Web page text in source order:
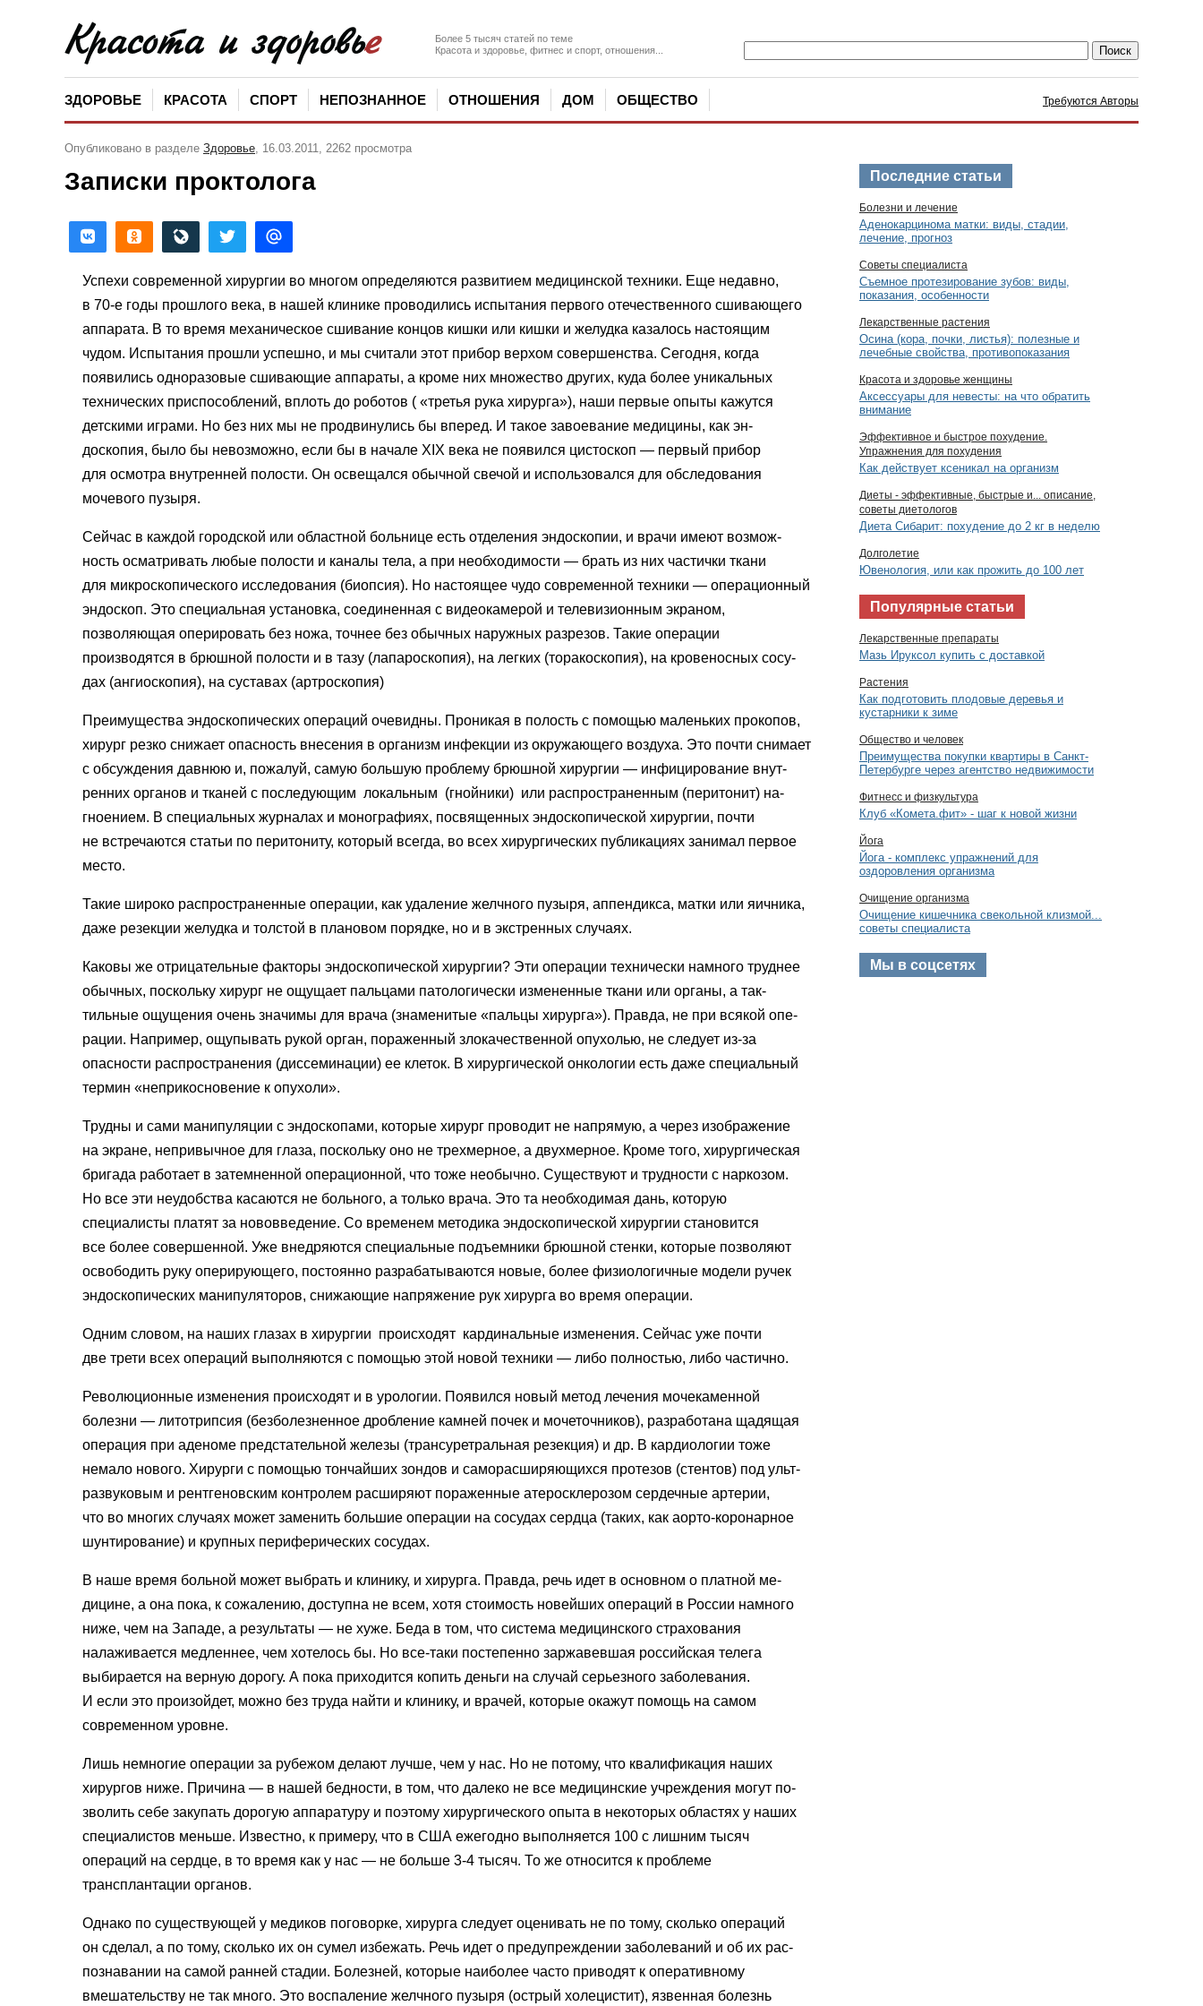
Более 5 тысяч статей по теме
Красота и здоровье, фитнес и спорт, отношения...
ЗДОРОВЬЕ КРАСОТА СПОРТ НЕПОЗНАННОЕ ОТНОШЕНИЯ ДОМ ОБЩЕСТВО Требуются Авторы
Опубликовано в разделе Здоровье, 16.03.2011, 2262 просмотра
Записки проктолога
Успехи современной хирургии во многом определяются раз­витием медицинской техники. Еще недавно,
в 70-е годы прошлого века, в нашей клинике проводились испытания пер­вого отечественного сшивающего
ап­парата. В то время механическое сши­вание концов кишки или кишки и же­лудка казалось настоящим
чудом. Ис­пытания прошли успешно, и мы счи­тали этот прибор верхом совершен­ства. Сегодня, когда
появились од­норазовые сшивающие аппараты, а кроме них множество других, куда бо­лее уникальных
технических приспо­соблений, вплоть до роботов ( «тре­тья рука хирурга»), наши первые опы­ты кажутся
детскими играми. Но без них мы не продвинулись бы вперед. И такое завоевание медицины, как эн­
доскопия, было бы невозможно, если бы в начале XIX века не появился ци­стоскоп — первый прибор
для осмот­ра внутренней полости. Он освещал­ся обычной свечой и использовался для обследования
мочевого пузыря.
Сейчас в каждой городской или областной больнице есть отделения эндоскопии, и врачи имеют возмож­
ность осматривать любые полости и каналы тела, а при необходимости — брать из них частички ткани
для мик­роскопического исследования (биоп­сия). Но настоящее чудо современ­ной техники — операционный
эндо­скоп. Это специальная установка, со­единенная с видеокамерой и телеви­зионным экраном,
позволяющая опе­рировать без ножа, точнее без обыч­ных наружных разрезов. Такие опера­ции
производятся в брюшной полос­ти и в тазу (лапароскопия), на легких (торакоскопия), на кровеносных сосу­
дах (ангиоскопия), на суставах (артроскопия)
Преимущества эндоскопических операций очевидны. Проникая в по­лость с помощью маленьких проко­пов,
хирург резко снижает опасность внесения в организм инфекции из ок­ружающего воздуха. Это почти сни­мает
с обсуждения давнюю и, пожа­луй, самую большую проблему брюш­ной хирургии — инфицирование внут­
ренних органов и тканей с после­дующим локальным (гнойники) или распространенным (перитонит) на­
гноением. В специальных журналах и монографиях, посвященных эндо­скопической хирургии, почти
не встре­чаются статьи по перитониту, кото­рый всегда, во всех хирургических публикациях занимал первое
место.
Такие широко распространенные операции, как удаление желчного пу­зыря, аппендикса, матки или яичника,
даже резекции желудка и толстой в плановом порядке, но и в экстренных случаях.
Каковы же отрицательные факто­ры эндоскопической хирургии? Эти операции технически намного труд­нее
обычных, поскольку хирург не ощущает пальцами патологически из­мененные ткани или органы, а так­
тильные ощущения очень значимы для врача (знаменитые «пальцы хи­рурга»). Правда, не при всякой опе­
рации. Например, ощупывать рукой орган, пораженный злокачественной опухолью, не следует из-за
опасно­сти распространения (диссеминации) ее клеток. В хирургической онкологии есть даже специальный
термин «не­прикосновение к опухоли».
Трудны и сами манипуляции с эн­доскопами, которые хирург проводит не напрямую, а через изображение
на экране, непривычное для глаза, поскольку оно не трехмерное, а двух­мерное. Кроме того, хирургическая
бригада работает в затемненной опе­рационной, что тоже необычно. Су­ществуют и трудности с наркозом.
Но все эти неудобства касаются не боль­ного, а только врача. Это та необхо­димая дань, которую
специалисты пла­тят за нововведение. Со временем методика эндоскопической хирургии становится
все более совершенной. Уже внедряются специальные подъ­емники брюшной стенки, которые по­зволяют
освободить руку оперирую­щего, постоянно разрабатываются новые, более физиологичные модели ручек
эндоскопических манипулято­ров, снижающие напряжение рук хи­рурга во время операции.
Одним словом, на наших глазах в хирургии происходят кардинальные изменения. Сейчас уже почти
две трети всех операций выполняются с помощью этой новой техники — либо полностью, либо частично.
Революционные изменения про­исходят и в урологии. Появился но­вый метод лечения мочекаменной
болезни — литотрипсия (безболез­ненное дробление камней почек и мочеточников), разработана щадя­щая
операция при аденоме предста­тельной железы (трансуретральная резекция) и др. В кардиологии тоже
немало нового. Хирурги с помощью тончайших зондов и саморасширяю­щихся протезов (стентов) под ульт­
развуковым и рентгеновским контро­лем расширяют пораженные атеро­склерозом сердечные артерии,
что во многих случаях может заменить большие операции на сосудах серд­ца (таких, как аорто-коронарное
шун­тирование) и крупных перифериче­ских сосудах.
В наше время больной может вы­брать и клинику, и хирурга. Правда, речь идет в основном о платной ме­
дицине, а она пока, к сожалению, до­ступна не всем, хотя стоимость но­вейших операций в России намного
ниже, чем на Западе, а результаты — не хуже. Беда в том, что система ме­дицинского страхования
налаживает­ся медленнее, чем хотелось бы. Но все-таки постепенно заржавевшая российская телега
выбирается на верную дорогу. А пока приходится ко­пить деньги на случай серьезного за­болевания.
И если это произойдет, можно без труда найти и клинику, и врачей, которые окажут помощь на самом
современном уровне.
Лишь немногие операции за ру­бежом делают лучше, чем у нас. Но не потому, что квалификация наших
хирургов ниже. Причина — в нашей бедности, в том, что далеко не все медицинские учреждения могут по­
зволить себе закупать дорогую аппа­ратуру и поэтому хирургического опы­та в некоторых областях у наших
спе­циалистов меньше. Известно, к при­меру, что в США ежегодно выполня­ется 100 с лишним тысяч
операций на сердце, в то время как у нас — не больше 3-4 тысяч. То же относится к проблеме
трансплантации органов.
Однако по существующей у меди­ков поговорке, хирурга следует оце­нивать не по тому, сколько операций
он сделал, а по тому, сколько их он сумел избежать. Речь идет о преду­преждении заболеваний и об их рас­
познавании на самой ранней стадии. Болезней, которые наиболее часто приводят к оперативному
вмешатель­ству не так много. Это воспаление желчного пузыря (острый холеци­стит), язвенная болезнь
Последние статьи
Болезни и лечение
Аденокарцинома матки: виды, стадии,
лечение, прогноз
Советы специалиста
Съемное протезирование зубов: виды,
показания, особенности
Лекарственные растения
Осина (кора, почки, листья): полезные и
лечебные свойства, противопоказания
Красота и здоровье женщины
Аксессуары для невесты: на что обратить
внимание
Эффективное и быстрое похудение.
Упражнения для похудения
Как действует ксеникал на организм
Диеты - эффективные, быстрые и... описание,
советы диетологов
Диета Сибарит: похудение до 2 кг в неделю
Долголетие
Ювенология, или как прожить до 100 лет
Популярные статьи
Лекарственные препараты
Мазь Ируксол купить с доставкой
Растения
Как подготовить плодовые деревья и
кустарники к зиме
Общество и человек
Преимущества покупки квартиры в Санкт-
Петербурге через агентство недвижимости
Фитнесс и физкультура
Клуб «Комета.фит» - шаг к новой жизни
Йога
Йога - комплекс упражнений для
оздоровления организма
Очищение организма
Очищение кишечника свекольной клизмой...
советы специалиста
Мы в соцсетях